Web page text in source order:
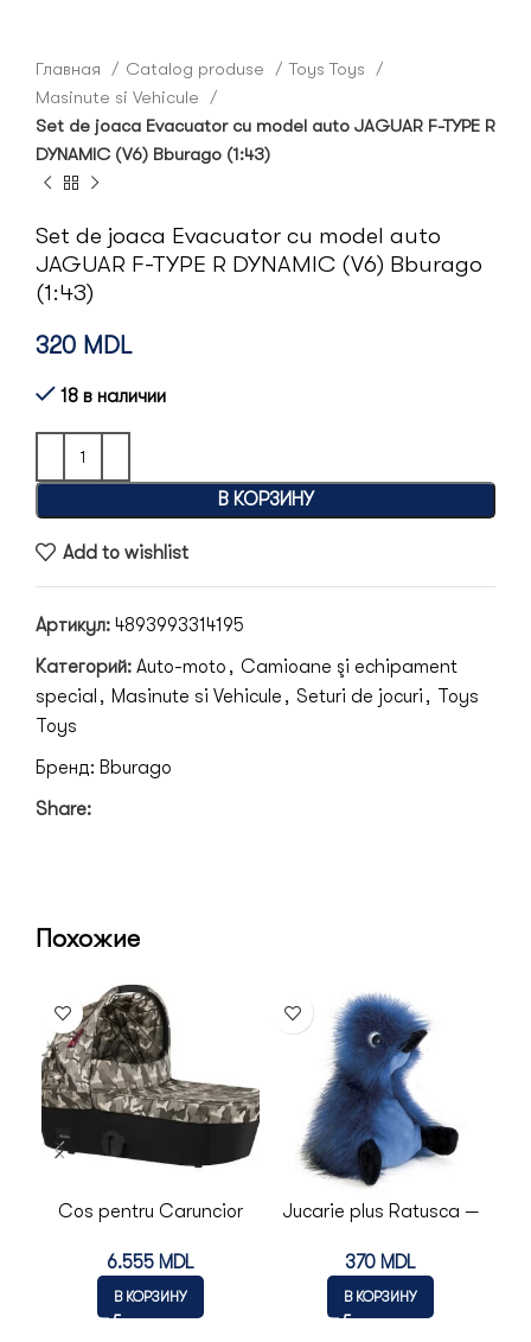
Главная Catalog produse
Toys Toys
Masinute si Vehicule
Set de joaca Evacuator cu model auto JAGUAR F-TYPE R
DYNAMIC (V6) Bburago (1:43)
Set de joaca Evacuator cu model auto
JAGUAR F-TYPE R DYNAMIC (V6) Bburago
(1:43)
320 MDL
18 в наличии
В КОРЗИНУ
Add to wishlist
Артикул: 4893993314195
Категорий: Auto-moto , Camioane şi echipament
special , Masinute si Vehicule , Seturi de jocuri ,
Toys
Toys
Бренд: Bburago
Share:
Похожие
Cos pentru Caruncior
6.555 MDL
В КОРЗИНУ
Jucarie plus Ratusca —
COIN COIN
370 MDL
В КОРЗИНУ